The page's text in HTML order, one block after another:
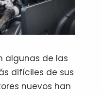
algunas de las
difíciles de sus
nuevos han